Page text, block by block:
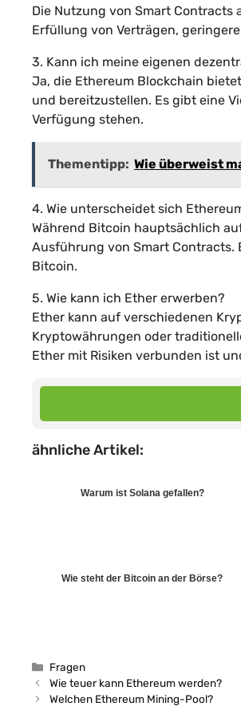
Die Nutzung von Smart
Erfüllung von Verträgen,
3. Kann ich meine eigenen
Ja, die Ethereum Blockchain
und bereitzustellen. Es gibt eine
Verfügung stehen.
Thementipp: Wie überweist
4. Wie unterscheidet sich
Während Bitcoin hauptsächlich
Ausführung von Smart
Bitcoin.
5. Wie kann ich Ether erwerben?
Ether kann auf verschiedenen
Kryptowährungen oder
Ether mit Risiken verbunden ist
ähnliche Artikel:
Warum ist Solana gefallen?
Wie steht der Bitcoin an der Börse?
Kategorien
Fragen
Wie teuer kann Ethereum werden?
Welchen Ethereum Mining-Pool?